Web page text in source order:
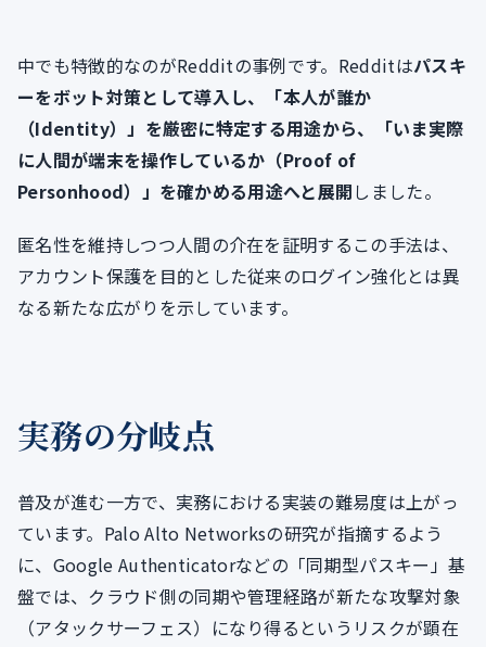
中でも特徴的なのがRedditの事例です。Redditはパスキ
ーをボット対策として導入し、「本人が誰か
（Identity）」を厳密に特定する用途から、「いま実際
に人間が端末を操作しているか（Proof of
Personhood）」を確かめる用途へと展開しました。
匿名性を維持しつつ人間の介在を証明するこの手法は、
アカウント保護を目的とした従来のログイン強化とは異
なる新たな広がりを示しています。
実務の分岐点
普及が進む一方で、実務における実装の難易度は上がっ
ています。Palo Alto Networksの研究が指摘するよう
に、Google Authenticatorなどの「同期型パスキー」基
盤では、クラウド側の同期や管理経路が新たな攻撃対象
（アタックサーフェス）になり得るというリスクが顕在